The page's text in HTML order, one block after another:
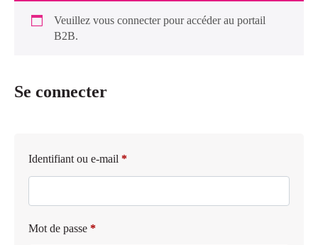
Veuillez vous connecter pour accéder au portail
B2B.
Se connecter
Identifiant ou e-mail *
Mot de passe *